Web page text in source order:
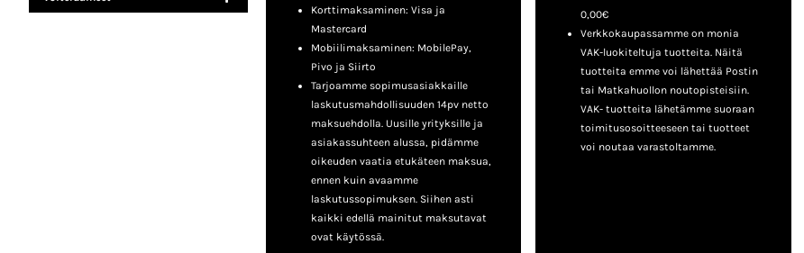
Korttimaksaminen: Visa ja
Mastercard
Mobiilimaksaminen: MobilePay,
Pivo ja Siirto
Tarjoamme sopimusasiakkaille
laskutusmahdollisuuden 14pv netto
maksuehdolla. Uusille yrityksille ja
asiakassuhteen alussa, pidämme
oikeuden vaatia etukäteen maksua,
ennen kuin avaamme
laskutussopimuksen. Siihen asti
kaikki edellä mainitut maksutavat
ovat käytössä.
0,00€
Verkkokaupassamme on monia
VAK-luokiteltuja tuotteita. Näitä
tuotteita emme voi lähettää Postin
tai Matkahuollon noutopisteisiin.
VAK- tuotteita lähetämme suoraan
toimitusosoitteeseen tai tuotteet
voi noutaa varastoltamme.